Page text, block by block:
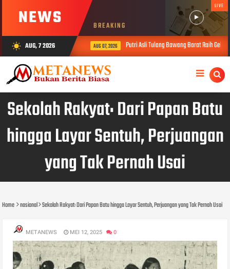
NEWS BREAKING
LIVE
wb_sunny AUG, 7 2026 AUG 07, 2026 Putri Asli Tulang Bawang Barat Raih
Sekolah Rakyat: Dari Papan Batu
hingga Layar Sentuh, Perjuangan
yang Tak Pernah Usai
Home nasional Sekolah Rakyat: Dari Papan Batu hingga Layar Sentuh, Perjuangan yang Tak Pernah Usai
METANEWS MEI 12, 2025 0